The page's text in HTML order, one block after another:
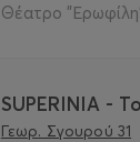
Θέατρο
SUPERINIA -
Γεωρ. Σγουρού 31